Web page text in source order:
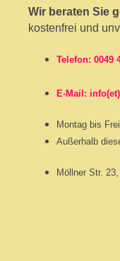
Wir beraten Sie
kostenfrei und
Telefon: 0049
E-Mail:
Montag bis
Außerhalb
Möllner Str.